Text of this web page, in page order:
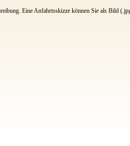
Eine Anfahrtsskizze können Sie als Bild